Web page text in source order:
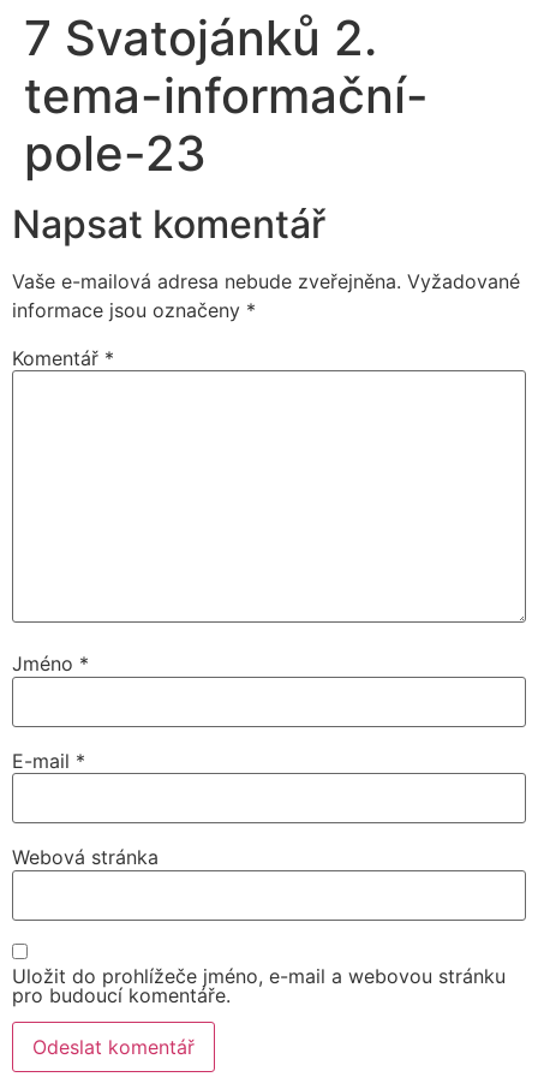
7 Svatojánků 2.
tema-informační-
pole-23
Napsat komentář
Vaše e-mailová adresa nebude zveřejněna. Vyžadované
informace jsou označeny *
Komentář *
Jméno *
E-mail *
Webová stránka
Uložit do prohlížeče jméno, e-mail a webovou stránku
pro budoucí komentáře.